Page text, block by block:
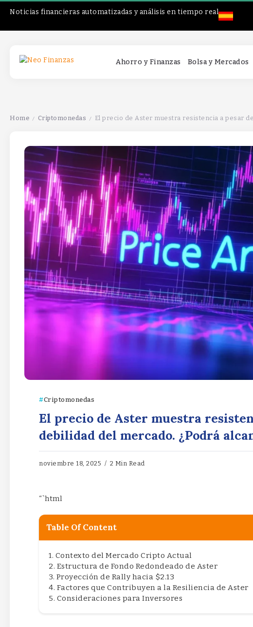
Noticias financieras automatizadas y análisis en tiempo real
Ahorro y Finanzas Bolsa y Mercados
Home / Criptomonedas / El precio de Aster muestra resistencia a pesar
Criptomonedas
El precio de Aster muestra
debilidad del mercado. ¿Podrá
noviembre 18, 2025 2 Min Read
“`html
Table Of Content
Contexto del Mercado Cripto Actual
Estructura de Fondo Redondeado de Aster
Proyección de Rally hacia $2.13
Factores que Contribuyen a la Resiliencia de Aster
Consideraciones para Inversores